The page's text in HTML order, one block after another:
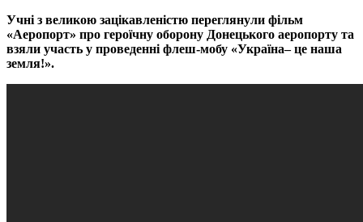
Учні з великою зацікавленістю переглянули фільм
«Аеропорт» про героїчну оборону Донецького аеропорту та
взяли участь у проведенні флеш-мобу «Україна– це наша
земля!».